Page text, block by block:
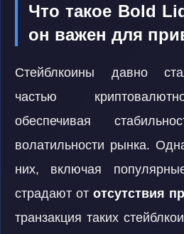
Что такое Bold
он важен для
Стейблкоины давно
частью
обеспечивая
волатильности рынка.
них, включая
страдают от отсутствия
транзакция таких